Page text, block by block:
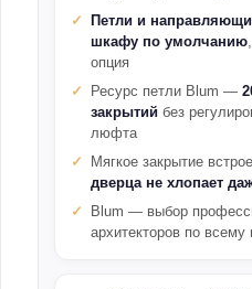
Петли и
шкафу по умолчанию
опция
Ресурс петли Blum —
закрытий без
люфта
Мягкое закрытие
дверца не хлопает
Blum — выбор
архитекторов по всему